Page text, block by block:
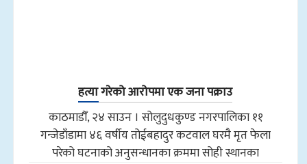
हत्या गरेको आरोपमा एक जना पक्राउ
काठमाडौँ, २४ साउन । सोलुदुधकुण्ड नगरपालिका ११
गन्जेडाँडामा ४६ वर्षीय तोईबहादुर कटवाल घरमै मृत फेला
परेको घटनाको अनुसन्धानका क्रममा सोही स्थानका